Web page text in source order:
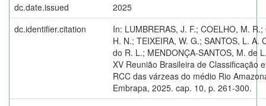
dc.date.issued
2025
dc.identifier.citation
In: LUMBRERAS, J. F.; COELHO, M.
H. N.; TEIXEIRA, W. G.; SANTOS, L. A.
do R. L.; MENDONÇA-SANTOS, M. de
XV Reunião Brasileira de Classificação
RCC das várzeas do médio Rio
Embrapa, 2025. cap. 10, p. 261-300.